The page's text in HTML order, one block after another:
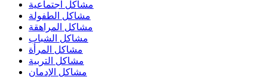
مشاكل اجتماعية
مشاكل الطفولة
مشاكل المراهقة
مشاكل الشباب
مشاكل المرأة
مشاكل التربية
مشاكل الإدمان